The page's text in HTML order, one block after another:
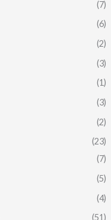
(7)
(6)
(2)
(3)
(1)
(3)
(2)
(23)
(7)
(5)
(4)
(51)